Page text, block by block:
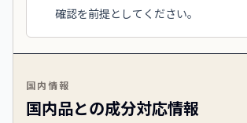
確認を前提としてください。
国内情報
国内品との成分対応情報